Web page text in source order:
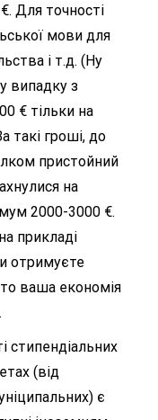
Для точності
мови для
і т.д. (Ну
випадку з
€ тільки на
такі гроші, до
пристойний
на
2000-3000 €.
прикладі
отримуєте
ваша економія
стипендіальних
(від
є